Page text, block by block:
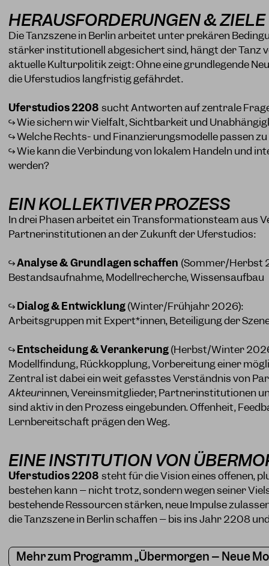
HERAUSFORDERUNGEN & ZIELE
Die Tanzszene in Berlin arbeitet unter prekären
stärker institutionell abgesichert sind, hängt der Tanz
aktuelle Kulturpolitik zeigt: Ohne eine grundlegende
die Uferstudios langfristig gefährdet.
Uferstudios 2208 sucht Antworten auf zentrale
↪ Wie sichern wir Vielfalt, Sichtbarkeit und
↪ Welche Rechts- und Finanzierungsmodelle passen
↪ Wie kann die Verbindung von lokalem Handeln und
werden?
EIN KOLLEKTIVER PROZESS
In drei Phasen arbeitet ein Transformationsteam aus
Partnerinstitutionen an der Zukunft der Uferstudios:
↪Analyse & Grundlagen schaffen (Sommer/Herbst
Bestandsaufnahme, Modellrecherche, Wissensaufbau
↪Dialog & Entwicklung(Winter/Frühjahr 2026):
Arbeitsgruppen mit Expert*innen, Beteiligung der
↪Entscheidung & Verankerung(Herbst/Winter
Modellfindung, Rückkopplung, Vorbereitung einer
Zentral ist dabei ein weit gefasstes Verständnis von
Akteurinnen, Vereinsmitglieder, Partnerinstitutionen
sind aktiv in den Prozess eingebunden. Offenheit,
Lernbereitschaft prägen den Weg.
EINE INSTITUTION VON
Uferstudios 2208 steht für die Vision eines offenen,
bestehen kann – nicht trotz, sondern wegen seiner
bestehende Ressourcen stärken, neue Impulse
die Tanzszene in Berlin schaffen – bis ins Jahr 2208
Mehr zum Programm „Übermorgen – Neue